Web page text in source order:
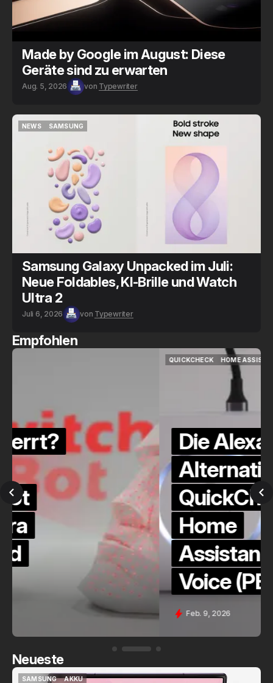
Made by Google im August: Diese
Geräte sind zu erwarten
Aug. 5, 2026 von Typewriter
NEWS
SAMSUNG
Samsung Galaxy Unpacked im Juli:
Neue Foldables, KI-Brille und Watch
Ultra 2
Juli 6, 2026 von Typewriter
Empfohlen
Die Alexa-
Alternative?
QuickCheck:
Home
Assistant
Voice (PE)
Neueste
SAMSUNG
AKKU